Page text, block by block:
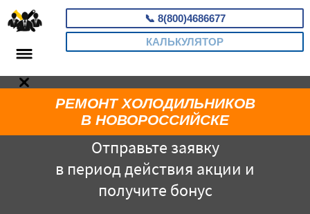
📞 8(800)4686677
КАЛЬКУЛЯТОР
Отправьте заявку
в период действия акции и
получите бонус
РЕМОНТ ХОЛОДИЛЬНИКОВ
В НОВОРОССИЙСКЕ